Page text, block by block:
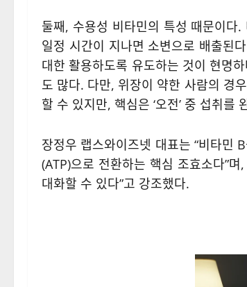
둘째, 수용성 비타민의 특성 때문이다
일정 시간이 지나면 소변으로 배출된
대한 활용하도록 유도하는 것이 현명
도 많다. 다만, 위장이 약한 사람의 경
할 수 있지만, 핵심은 ‘오전’ 중 섭취를
장정우 랩스와이즈넷 대표는 “비타민
(ATP)으로 전환하는 핵심 조효소다”
대화할 수 있다”고 강조했다.